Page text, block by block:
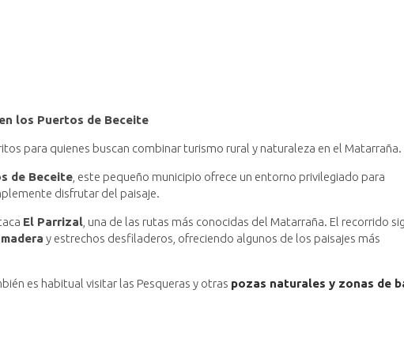
los Puertos de Beceite
para quienes buscan combinar turismo rural y naturaleza en el Matarraña.
de Beceite , este pequeño municipio ofrece un entorno privilegiado para
disfrutar del paisaje.
El Parrizal , una de las rutas más conocidas del Matarraña. El recorrido
y estrechos desfiladeros, ofreciendo algunos de los paisajes más
es habitual visitar las Pesqueras y otras pozas naturales y zonas de